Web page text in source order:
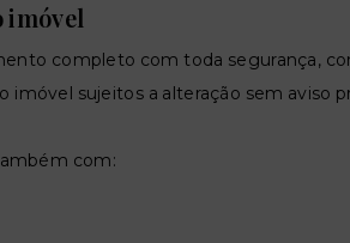
imóvel
completo com toda segurança,
imóvel sujeitos a alteração sem aviso
com: